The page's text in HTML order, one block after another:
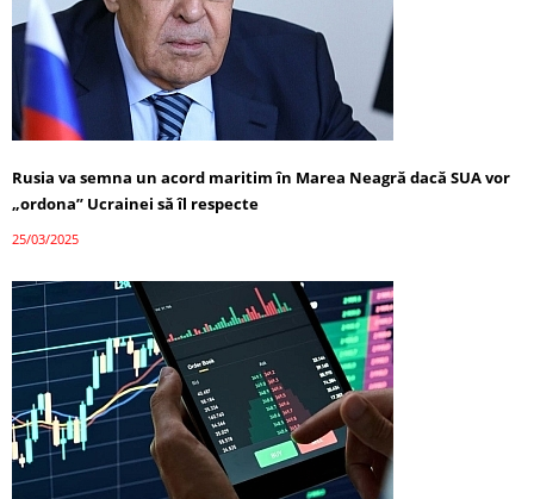
Rusia va semna un acord maritim în Marea Neagră dacă SUA vor
„ordona” Ucrainei să îl respecte
25/03/2025